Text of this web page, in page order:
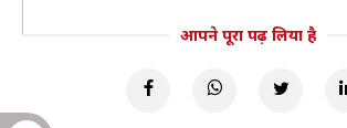
आपने पूरा पढ़ लिया है